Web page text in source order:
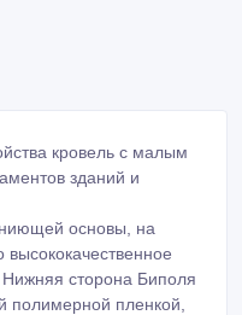
кровель с малым
зданий и
основы, на
высококачественное
сторона Биполя
полимерной пленкой,